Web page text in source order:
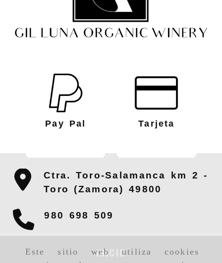
Este sitio web utiliza cookies
Pay Pal Tarjeta
Ctra. Toro-Salamanca km 2 -
Toro (Zamora) 49800
980 698 509
INICIO